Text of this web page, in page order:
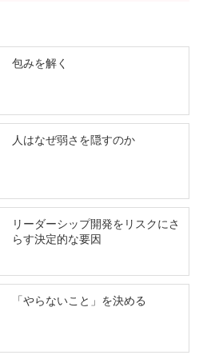
包みを解く
人はなぜ弱さを隠すのか
リーダーシップ開発をリスクにさ
らす決定的な要因
「やらないこと」を決める